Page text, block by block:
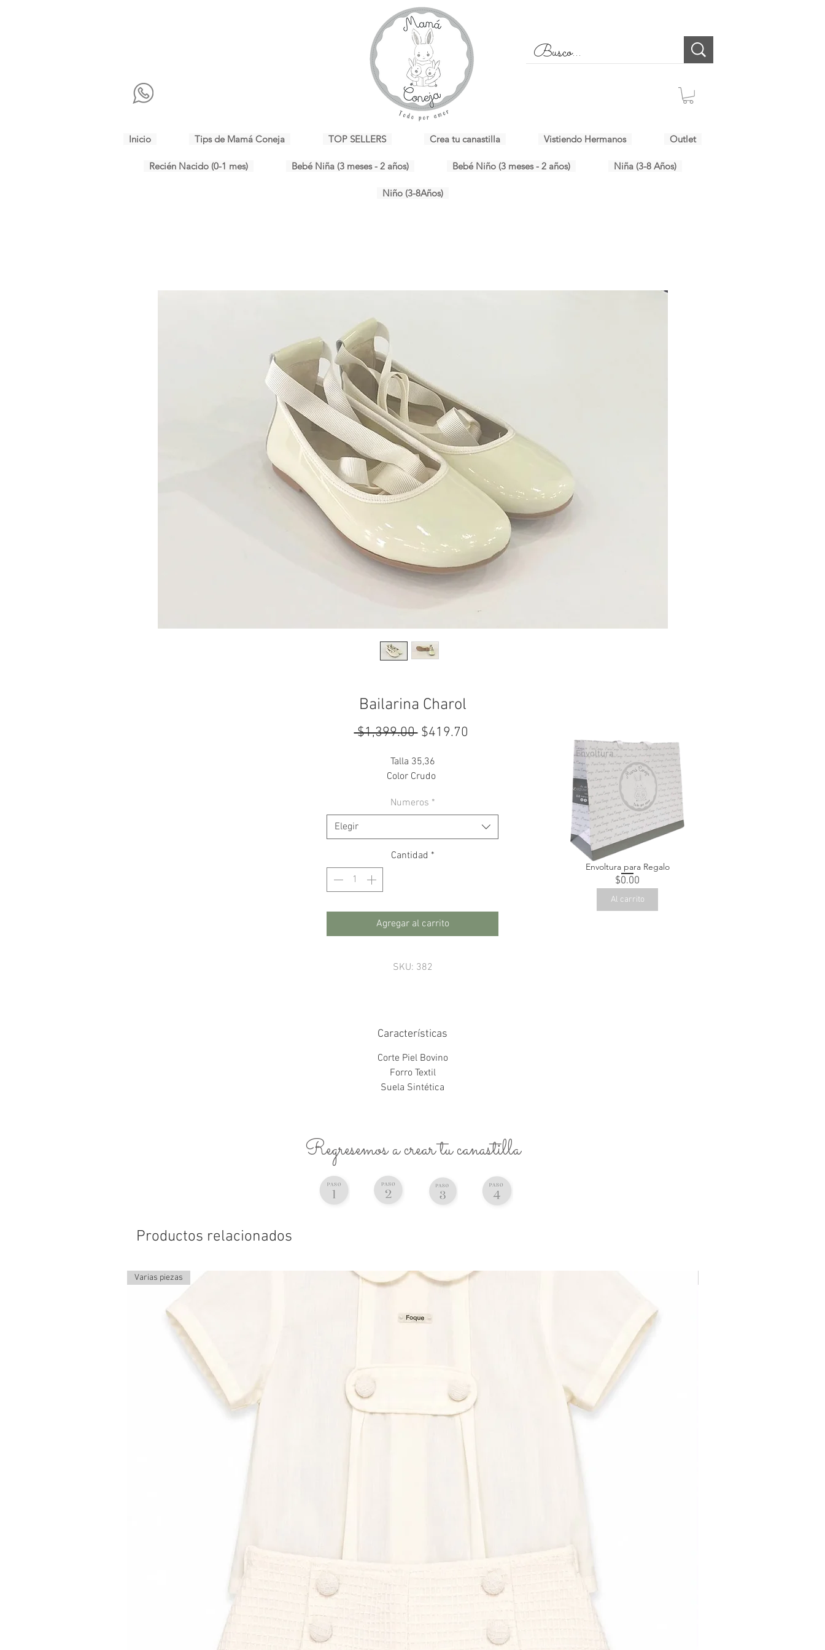
Inicio Tips de Mamá Coneja TOP SELLERS Crea tu canastilla Vistiendo Hermanos Outlet
Recién Nacido (0-1 mes) Bebé Niña (3 meses - 2 años) Bebé Niño (3 meses - 2 años) Niña (3-8 Años)
Niño (3-8Años)
Bailarina Charol
$1,399.00 Precio
$419.70
Talla 35,36
Color Crudo
Numeros *
Elegir
Cantidad *
Agregar al carrito
SKU: 382
Características
Corte Piel Bovino
Forro Textil
Suela Sintética
Envoltura
Envoltura para Regalo
$0.00
Al carrito
Regresemos a crear tu canastilla
Productos relacionados
Varias piezas